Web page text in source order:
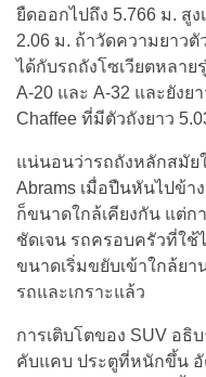
ยืดออกไปถึง 5.766 ม. สู
2.06 ม. ถ้าวัดความยาว
ได้กับรถถังโซเวียตหลาย
A-20 และ A-32 และยังย
Chaffee ที่มีตัวถังยาว
แน่นอนว่ารถถังหลักสมัย
Abrams เมื่อปืนหันไปข้า
ก็ขนาดใกล้เคียงกัน แต่ก
ชัดเจน รถครอบครัวที่ใช้
ขนาดเริ่มขยับเข้าใกล้ย
รถและเกราะแล้ว
การเติบโตของ SUV อธิ
คับแคบ ประตูที่หนักขึ้น อั